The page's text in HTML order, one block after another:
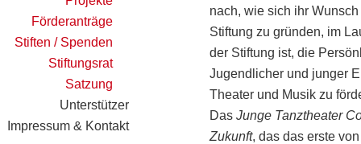
Förderanträge
Stiften / Spenden
Stiftungsrat
Satzung
Unterstützer
Impressum & Kontakt
nach, wie sich ihr
Stiftung zu gründen, im
der Stiftung ist, die
Jugendlicher und junger
Theater und Musik zu
Das Junge Tanztheater
Zukunft, das das erste